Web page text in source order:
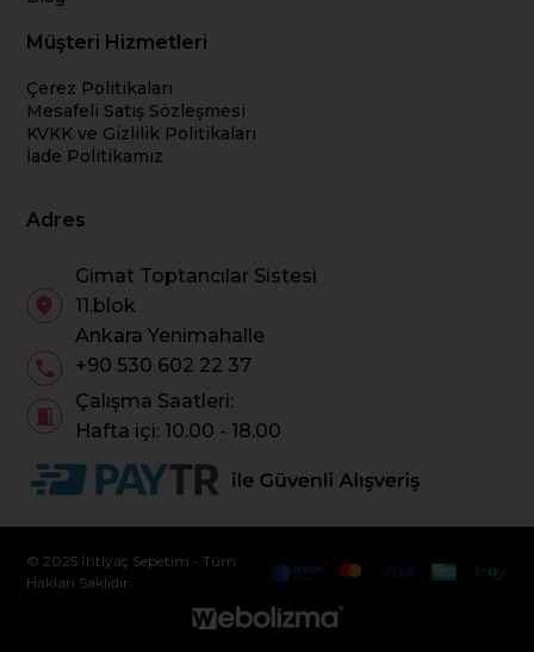
Müşteri Hizmetleri
Çerez Politikaları
Mesafeli Satış Sözleşmesi
KVKK ve Gizlilik Politikaları
İade Politikamız
Adres
Gimat Toptancılar Sistesi
11.blok
Ankara Yenimahalle
+90 530 602 22 37
Çalışma Saatleri:
Hafta içi: 10.00 - 18.00
© 2025 İhtiyaç Sepetim - Tüm
Hakları Saklıdır.